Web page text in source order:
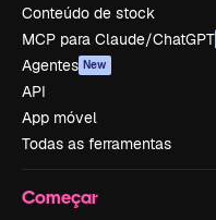
Conteúdo de stock
MCP para Claude/ChatGPT
Agentes New
API
App móvel
Todas as ferramentas
Começar